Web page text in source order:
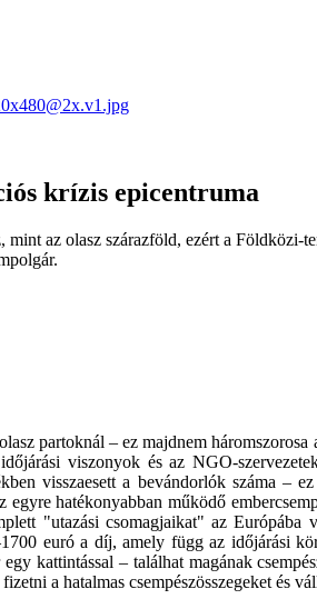
krízis epicentruma
az olasz szárazföld, ezért a
partoknál – ez majdnem
viszonyok és az NGO-
visszaesett a bevándorlók száma –
hatékonyabban működő
"utazási csomagjaikat" az
euró a díj, amely függ az időjárási
kattintással – találhat magának
a hatalmas csempészösszegeket és